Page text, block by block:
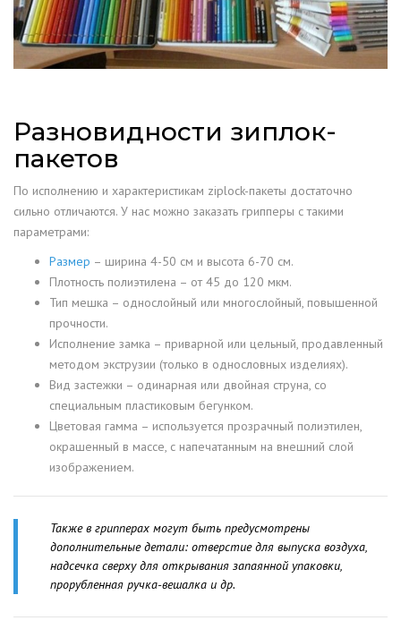
Разновидности зиплок-
пакетов
По исполнению и характеристикам ziplock-пакеты достаточно
сильно отличаются. У нас можно заказать грипперы с такими
параметрами:
Размер – ширина 4-50 см и высота 6-70 см.
Плотность полиэтилена – от 45 до 120 мкм.
Тип мешка – однослойный или многослойный, повышенной
прочности.
Исполнение замка – приварной или цельный, продавленный
методом экструзии (только в однословных изделиях).
Вид застежки – одинарная или двойная струна, со
специальным пластиковым бегунком.
Цветовая гамма – используется прозрачный полиэтилен,
окрашенный в массе, с напечатанным на внешний слой
изображением.
Также в грипперах могут быть предусмотрены
дополнительные детали: отверстие для выпуска воздуха,
надсечка сверху для открывания запаянной упаковки,
прорубленная ручка-вешалка и др.